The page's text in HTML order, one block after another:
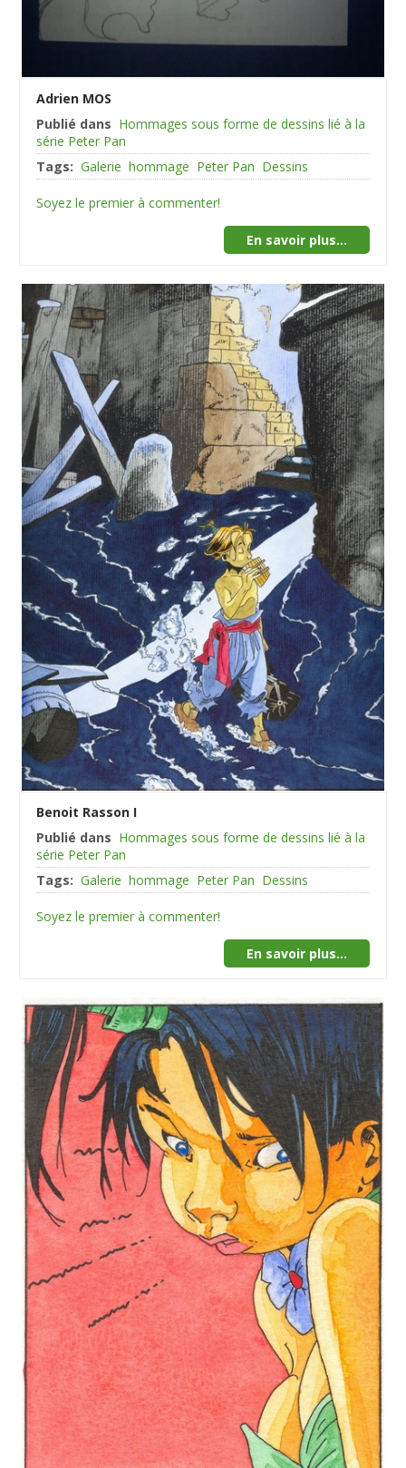
Adrien MOS
Publié dans Hommages sous forme de dessins lié à la
série Peter Pan
Tags: Galerie hommage Peter Pan Dessins
Soyez le premier à commenter!
En savoir plus...
Benoit Rasson I
Publié dans Hommages sous forme de dessins lié à la
série Peter Pan
Tags: Galerie hommage Peter Pan Dessins
Soyez le premier à commenter!
En savoir plus...